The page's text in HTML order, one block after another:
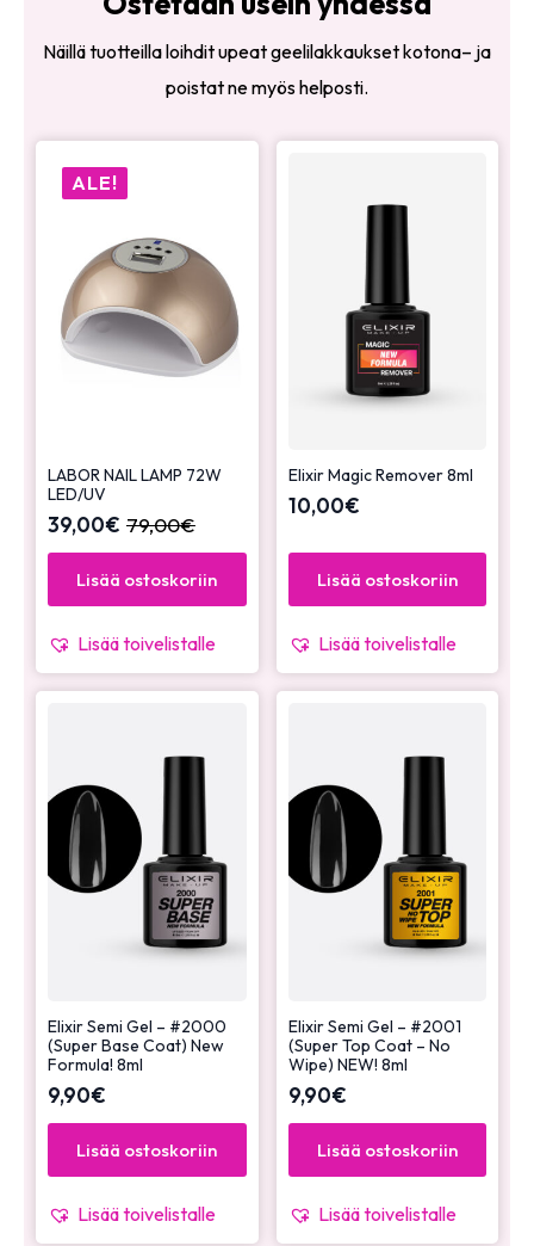
Näillä tuotteilla loihdit upeat geelilakkaukset kotona– ja
poistat ne myös helposti.
ALE!
LABOR NAIL LAMP 72W
LED/UV
79,00€
39,00€
Lisää ostoskoriin
Lisää toivelistalle
Elixir Magic Remover 8ml
10,00€
Lisää ostoskoriin
Lisää toivelistalle
Elixir Semi Gel – #2000
(Super Base Coat) New
Formula! 8ml
9,90€
Lisää ostoskoriin
Lisää toivelistalle
Elixir Semi Gel – #2001
(Super Top Coat – No
Wipe) NEW! 8ml
9,90€
Lisää ostoskoriin
Lisää toivelistalle